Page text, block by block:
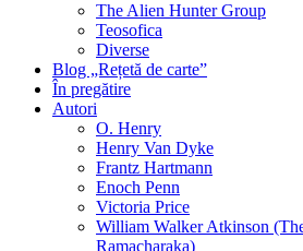
The Alien Hunter Group
Teosofica
Diverse
Blog „Rețetă de carte”
În pregătire
Autori
O. Henry
Henry Van Dyke
Frantz Hartmann
Enoch Penn
Victoria Price
William Walker Atkinson
Ramacharaka)